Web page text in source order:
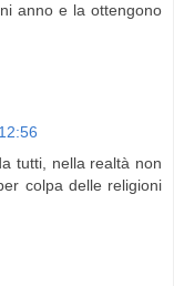
anno e la ottengono
tutti, nella realtà non
colpa delle religioni